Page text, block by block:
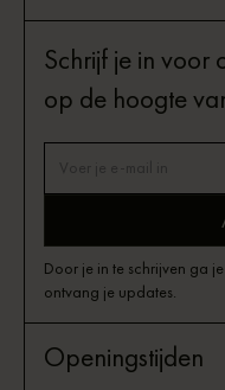
Schrijf je in voor
op de hoogte
Door je in te schrijven ga
ontvang je updates.
Openingstijden